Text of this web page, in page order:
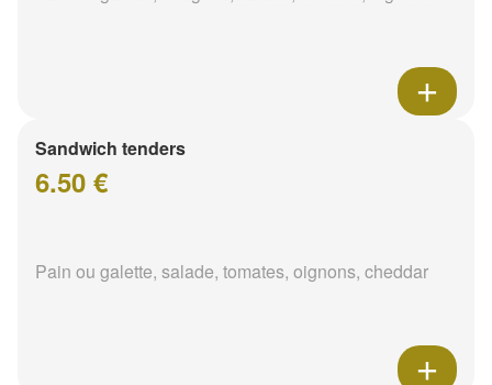
Sandwich tenders
6.50 €
Pain ou galette, salade, tomates, oignons, cheddar